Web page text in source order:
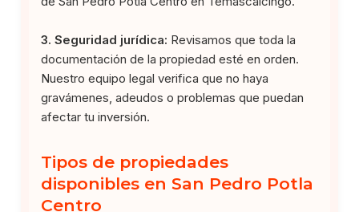
3. Seguridad jurídica: Revisamos que toda la
documentación de la propiedad esté en orden.
Nuestro equipo legal verifica que no haya
gravámenes, adeudos o problemas que puedan
afectar tu inversión.
Tipos de propiedades
disponibles en San Pedro Potla
Centro